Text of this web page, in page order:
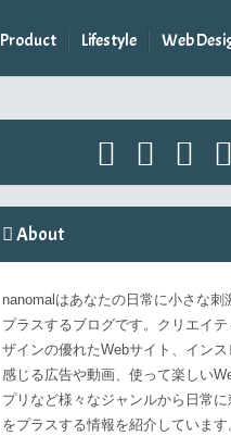
Product Lifestyle Web
About
nanomalはあなたの日常に小さな刺
プラスするブログです。クリエイ
ザインの優れたWebサイト、イン
感じる広告や動画、使って楽しい
プリなど様々なジャンルから日常
をプラスする情報を紹介しています